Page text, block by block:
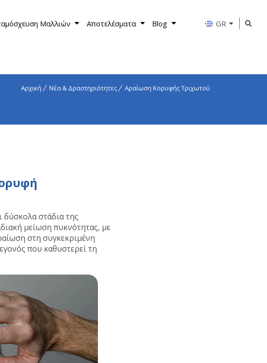
Μαλλιών Αποτελέσματα Blog GR
Αρχική Νέα & Δραστηριότητες Αραίωση Κορυφής Τριχωτού
στάδια της
μείωση πυκνότητας, με
στη συγκεκριμένη
που καθυστερεί τη